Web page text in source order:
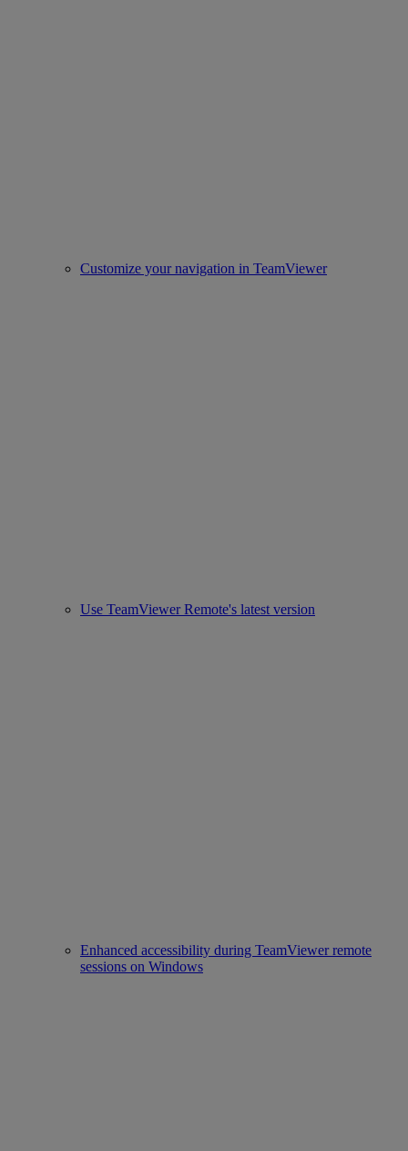
Customize your navigation in TeamViewer
Use TeamViewer Remote's latest version
Enhanced accessibility during TeamViewer remote
sessions on Windows